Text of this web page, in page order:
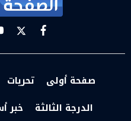
facebook
صفحة أولى تحريات
الدرجة الثالثة
خبر